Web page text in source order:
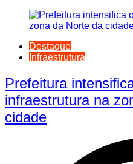
Destaque
Infraestrutura
Prefeitura
infraestrutura na
cidade